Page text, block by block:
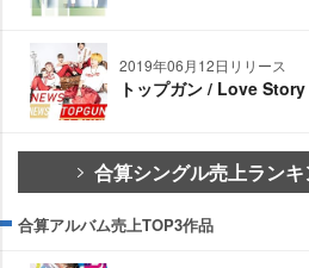
2019年06月12日リリース
トップガン / Love Story
合算シングル売上ラン
合算アルバム売上TOP3作品